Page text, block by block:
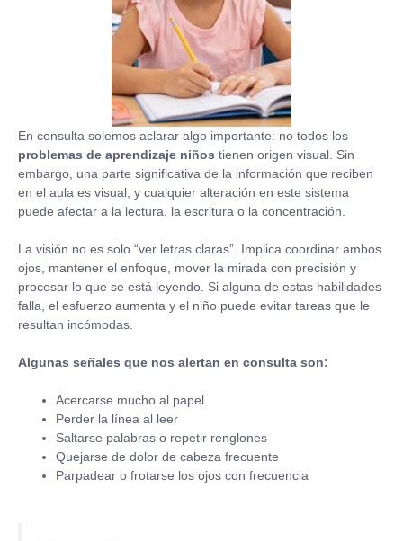
En consulta solemos aclarar algo importante: no todos los
problemas de aprendizaje niños tienen origen visual. Sin
embargo, una parte significativa de la información que reciben
en el aula es visual, y cualquier alteración en este sistema
puede afectar a la lectura, la escritura o la concentración.
La visión no es solo “ver letras claras”. Implica coordinar ambos
ojos, mantener el enfoque, mover la mirada con precisión y
procesar lo que se está leyendo. Si alguna de estas habilidades
falla, el esfuerzo aumenta y el niño puede evitar tareas que le
resultan incómodas.
Algunas señales que nos alertan en consulta son:
Acercarse mucho al papel
Perder la línea al leer
Saltarse palabras o repetir renglones
Quejarse de dolor de cabeza frecuente
Parpadear o frotarse los ojos con frecuencia